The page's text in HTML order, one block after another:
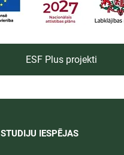
ESF Plus projekti
STUDIJU IESPĒJAS